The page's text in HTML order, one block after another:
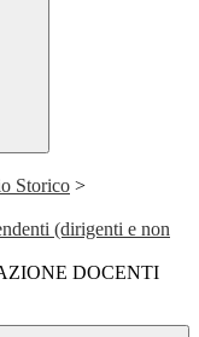
Storico >
(dirigenti e non
DOCENTI